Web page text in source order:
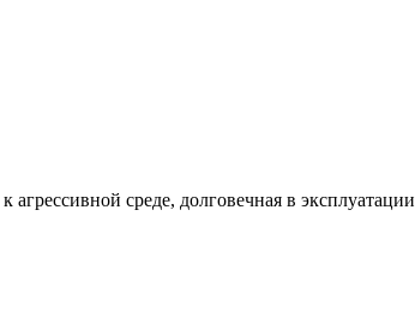
к агрессивной среде, долговечная в эксплуатации